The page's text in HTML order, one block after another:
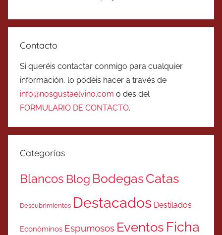
Contacto
Si queréis contactar conmigo para cualquier
información, lo podéis hacer a través de
info@nosgustaelvino.com o des del
FORMULARIO DE CONTACTO.
Categorías
Blancos Blog BodegasCatas
Descubrimientos Destacados Destilados
Económinos Espumosos Eventos Ficha